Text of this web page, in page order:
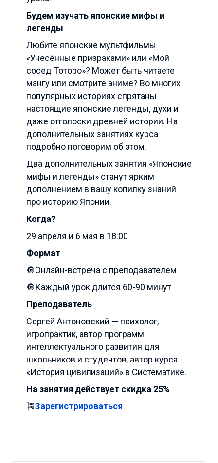
Будем изучать японские мифы и
легенды
Любите японские мультфильмы
«Унесённые призраками» или «Мой
сосед Тоторо»? Может быть читаете
мангу или смотрите аниме? Во многих
популярных историях спрятаны
настоящие японские легенды, духи и
даже отголоски древней истории. На
дополнительных занятиях курса
подробно поговорим об этом.
Два дополнительных занятия «Японские
мифы и легенды» станут ярким
дополнением в вашу копилку знаний
про историю Японии.
Когда?
29 апреля и 6 мая в 18:00
Формат
🔘Онлайн-встреча с преподавателем
🔘Каждый урок длится 60-90 минут
Преподаватель
Сергей Антоновский — психолог,
игропрактик, автор программ
интеллектуального развития для
школьников и студентов, автор курса
«История цивилизаций» в Систематике.
На занятия действует скидка 25%
🎏Зарегистрироваться